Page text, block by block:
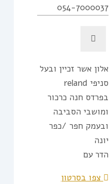
054-7000037
אלון אשר זכיין ובעל
סניפי reland
בפרדס חנה כרכור
ומושבי הסביבה
ובעמק חפר /כפר
יונה
הדר עם
צפו בסרטון